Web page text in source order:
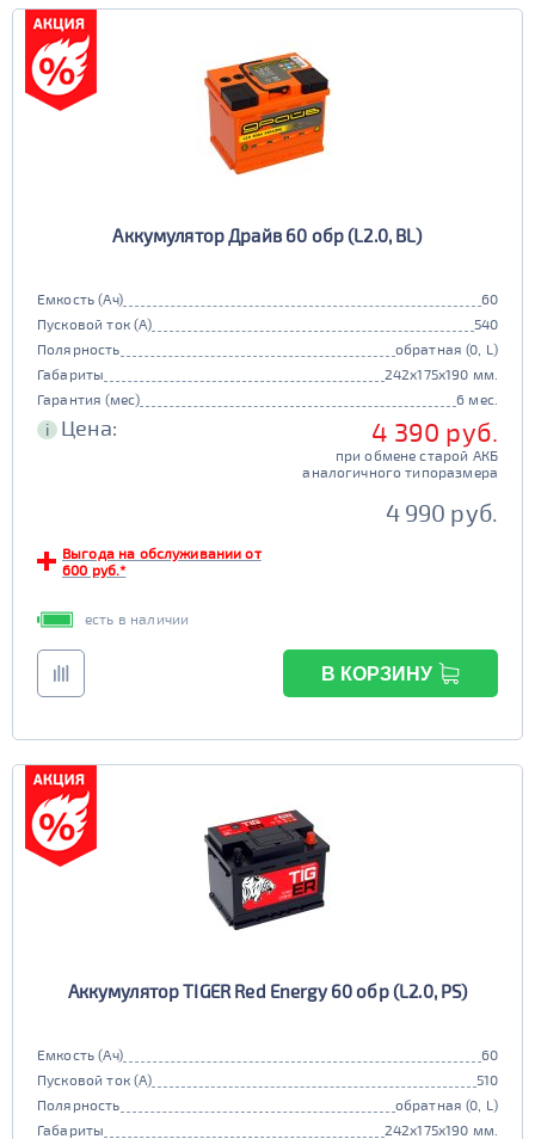
Аккумулятор Драйв 60 обр (L2.0, BL)
Емкость (Ач)
60
Пусковой ток (А)
540
Полярность
обратная (0, L)
Габариты
242x175x190 мм.
Гарантия (мес)
6 мес.
i Цена: 4 390 руб.
при обмене старой АКБ
аналогичного типоразмера
4 990 руб.
Выгода на обслуживании от
600 руб.*
есть в наличии
В КОРЗИНУ
Аккумулятор TIGER Red Energy 60 обр (L2.0, PS)
Емкость (Ач)
60
Пусковой ток (А)
510
Полярность
обратная (0, L)
Габариты
242x175x190 мм.